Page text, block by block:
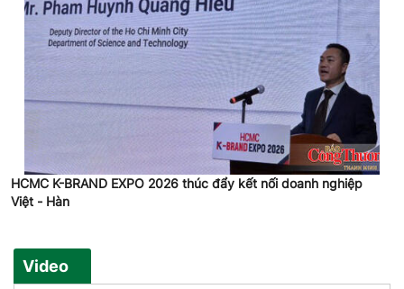
HCMC K-BRAND EXPO 2026 thúc đẩy kết nối doanh nghiệp
Việt - Hàn
Video